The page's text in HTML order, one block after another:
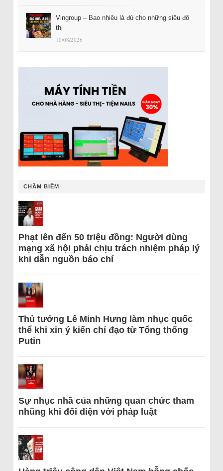
Vingroup – Bao nhiêu là đủ cho những siêu đô
thị
10/08/2026
CHÂM BIẾM
Phạt lên đến 50 triệu đồng: Người dùng
mạng xã hội phải chịu trách nhiệm pháp lý
khi dẫn nguồn báo chí
Thủ tướng Lê Minh Hưng làm nhục quốc
thể khi xin ý kiến chỉ đạo từ Tổng thống
Putin
Sự nhục nhã của những quan chức tham
nhũng khi đối diện với pháp luật